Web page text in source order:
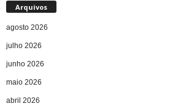
Arquivos
agosto 2026
julho 2026
junho 2026
maio 2026
abril 2026